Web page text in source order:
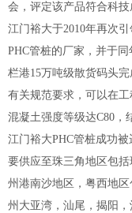
会，评定该产品符合科
江门裕大于2010年再次
PHC管桩的厂家，并于
栏港15万吨级散货码头
有关规范要求，可以在
混凝土强度等级达C80，
江门裕大PHC管桩成功
要供应至珠三角地区包
州港南沙地区，粤西地
州大亚湾，汕尾，揭阳，